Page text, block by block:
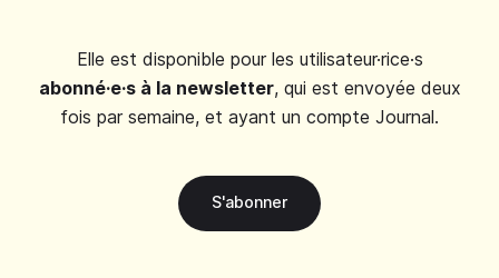
Elle est disponible pour les utilisateur·rice·s
abonné·e·s à la newsletter, qui est envoyée deux
fois par semaine, et ayant un compte Journal.
S'abonner